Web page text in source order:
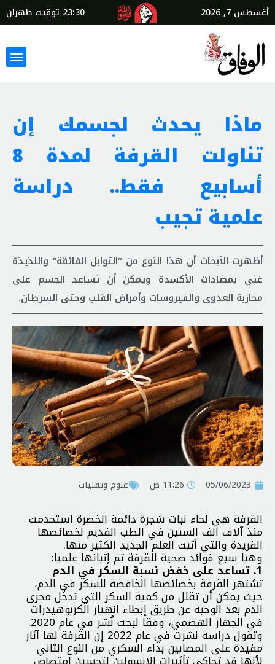
أغسطس 7, 2026 23:30 توقيت طهران
ماذا يحدث لجسمك إن
تناولت القرفة لمدة 8
أسابيع فقط.. دراسة
علمية تجيب
أظهرت الأبحاث أن هذا النوع من “التوابل الفائقة” واللذيذة
غني بمضادات الأكسدة ويمكن أن تساعد الجسم على
محاربة العدوى والفيروسات وأمراض القلب وحتى السرطان.
05/06/2023 11:26 ص علوم وتقنيات
القرفة هي لحاء نبات شجرة دائمة الخضرة استخدمت
منذ آلاف الف السنين في الطب القديم لخصائصها
الفريدة والتي أثبت العلم الجديد الكثير منها.
وهنا سبع فوائد صحية للقرفة تم إثباتها علميا:
1. تساعد على خفض نسبة السكر في الدم
تشتهر القرفة بخصائصها الخافضة للسكر في الدم،
حيث يمكن أن تقلل من كمية السكر التي تدخل مجرى
الدم بعد الوجبة عن طريق إبطاء انهيار الكربوهيدرات
في الجهاز الهضمي، وفقا لبحث نُشر في عام 2020.
وتقول دراسة نشرت في عام 2022 إن القرفة لها آثار
مفيدة على المصابين بداء السكري من النوع الثاني